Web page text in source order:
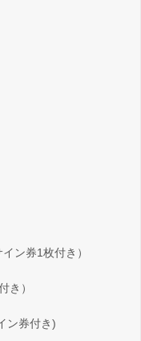
ン券1枚付き）
き）
ン券付き)